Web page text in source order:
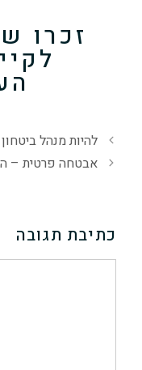
זכרו
להיות מנהל
אבטחה פרטית –
כתיבת תגובה